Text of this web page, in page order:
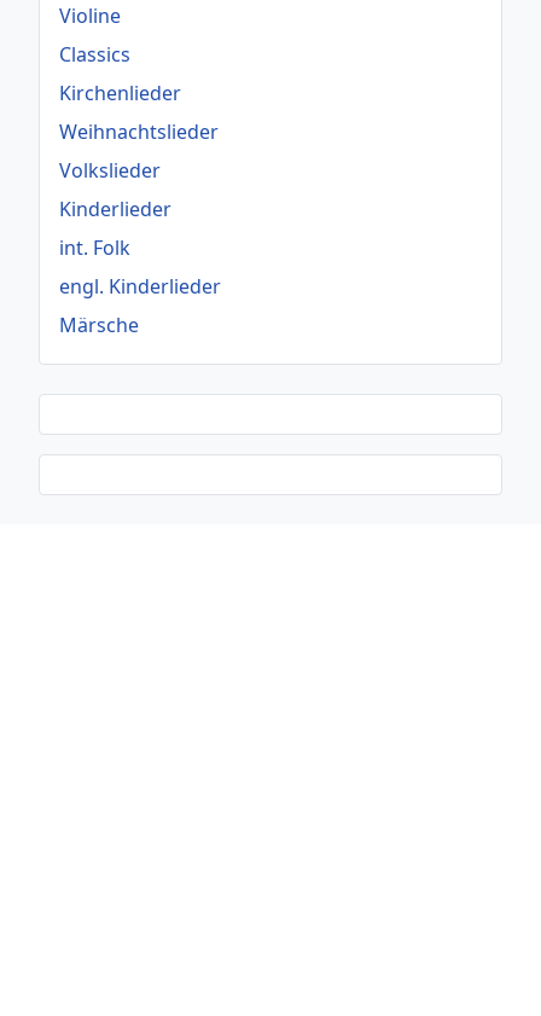
Violine
Classics
Kirchenlieder
Weihnachtslieder
Volkslieder
Kinderlieder
int. Folk
engl. Kinderlieder
Märsche